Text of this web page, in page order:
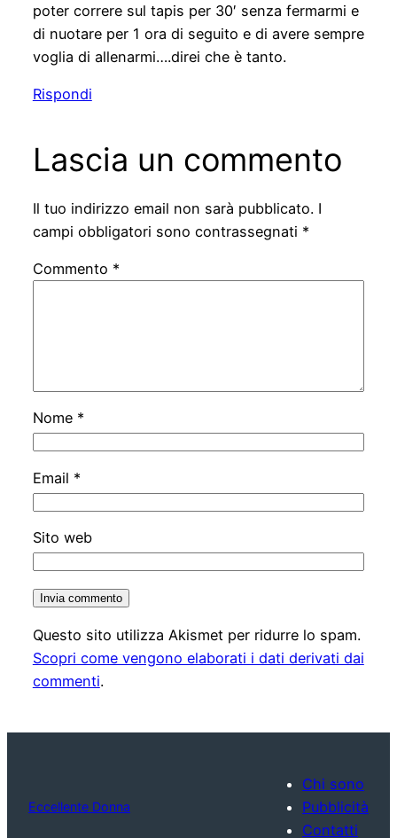
poter correre sul tapis per 30′ senza fermarmi e
di nuotare per 1 ora di seguito e di avere sempre
voglia di allenarmi….direi che è tanto.
Rispondi
Lascia un commento
Il tuo indirizzo email non sarà pubblicato. I
campi obbligatori sono contrassegnati *
Commento *
Nome *
Email *
Sito web
Questo sito utilizza Akismet per ridurre lo spam.
Scopri come vengono elaborati i dati derivati dai
commenti.
Eccellente Donna
Chi sono
Pubblicità
Contatti